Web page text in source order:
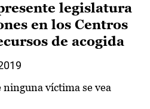
legislatura
en los Centros
de acogida
víctima se vea